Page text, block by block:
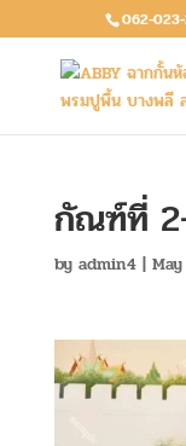
062-
กัณฑ์ที่
by admin4|